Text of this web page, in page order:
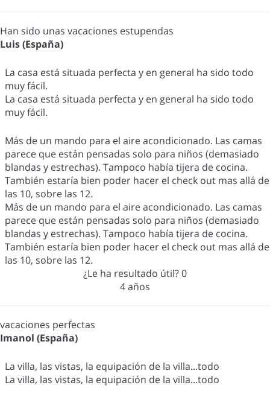
Han sido unas vacaciones estupendas
Luis (España)
La casa está situada perfecta y en general ha sido todo
muy fácil.
La casa está situada perfecta y en general ha sido todo
muy fácil.
Más de un mando para el aire acondicionado. Las camas
parece que están pensadas solo para niños (demasiado
blandas y estrechas). Tampoco había tijera de cocina.
También estaría bien poder hacer el check out mas allá de
las 10, sobre las 12.
Más de un mando para el aire acondicionado. Las camas
parece que están pensadas solo para niños (demasiado
blandas y estrechas). Tampoco había tijera de cocina.
También estaría bien poder hacer el check out mas allá de
las 10, sobre las 12.
¿Le ha resultado útil?0
4 años
vacaciones perfectas
Imanol (España)
La villa, las vistas, la equipación de la villa...todo
La villa, las vistas, la equipación de la villa...todo